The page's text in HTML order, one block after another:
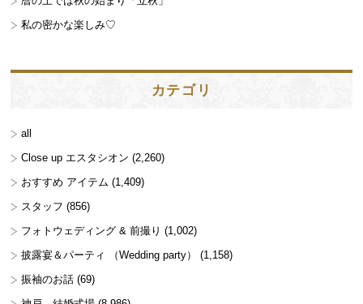
私の密かな楽しみ♡
カテゴリ
all
Close up エスタシオン (2,260)
おすすめ アイテム (1,409)
スタッフ (856)
フォトウェディング & 前撮り (1,002)
披露宴＆パーティ （Wedding party）
(1,158)
振袖のお話 (69)